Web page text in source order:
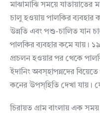
মাঝামাঝি সময়ে যাতায়াতের
চালু হওয়ায় পালকির ব্যবহার
উন্নতি এবং পশু-চালিত যান
পালকির ব্যবহার কমে যায়।
প্রচলন হওয়ার পর থেকে
ইদানিং অবস্হাপন্নদের
কনের উপস্হিতি দেখা যায়।
চিরায়ত গ্রাম বাংলায় এক